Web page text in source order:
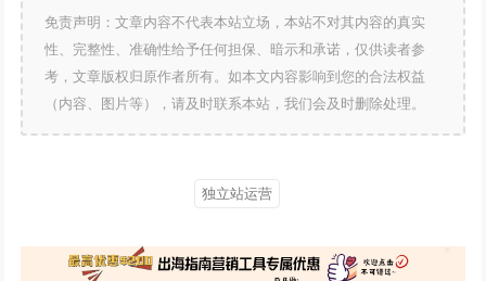
免责声明：文章内容不代表本站立场，本站不对其内容的真实
性、完整性、准确性给予任何担保、暗示和承诺，仅供读者参
考，文章版权归原作者所有。如本文内容影响到您的合法权益
（内容、图片等），请及时联系本站，我们会及时删除处理。
独立站运营